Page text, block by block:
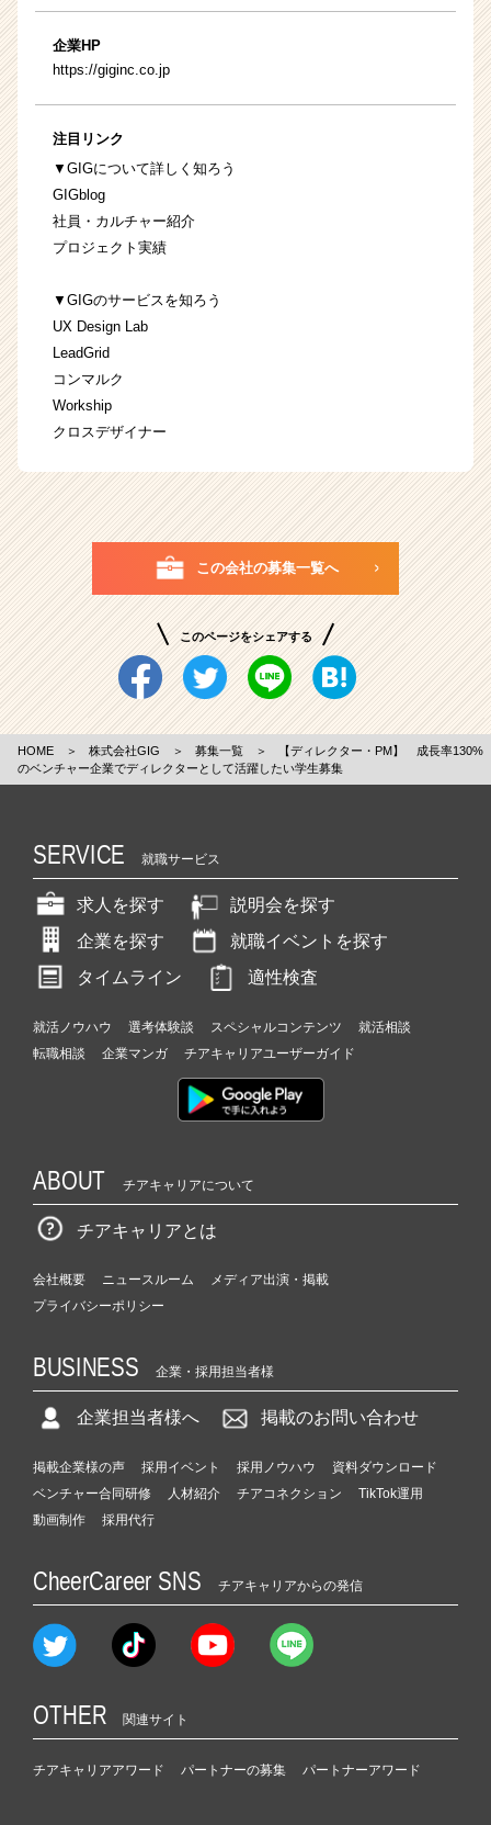
企業HP
https://giginc.co.jp
注目リンク
▼GIGについて詳しく知ろう
GIGblog
社員・カルチャー紹介
プロジェクト実績
▼GIGのサービスを知ろう
UX Design Lab
LeadGrid
コンマルク
Workship
クロスデザイナー
この会社の募集一覧へ
このページをシェアする
HOME ＞ 株式会社GIG ＞ 募集一覧 ＞
【ディレクター・PM】 成長率130%
のベンチャー企業でディレクターとして活躍したい学生募集
SERVICE 就職サービス
求人を探す
説明会を探す
企業を探す
就職イベントを探す
タイムライン
適性検査
就活ノウハウ 選考体験談 スペシャルコンテンツ
就活相談
転職相談
企業マンガ チアキャリアユーザーガイド
ABOUT チアキャリアについて
チアキャリアとは
会社概要 ニュースルーム
メディア出演・掲載
プライバシーポリシー
BUSINESS 企業・採用担当者様
企業担当者様へ 掲載のお問い合わせ
掲載企業様の声 採用イベント 採用ノウハウ
資料ダウンロード
ベンチャー合同研修
人材紹介 チアコネクション
TikTok運用
動画制作
採用代行
CheerCareer SNS チアキャリアからの発信
OTHER 関連サイト
チアキャリアアワード パートナーの募集 パートナーアワード